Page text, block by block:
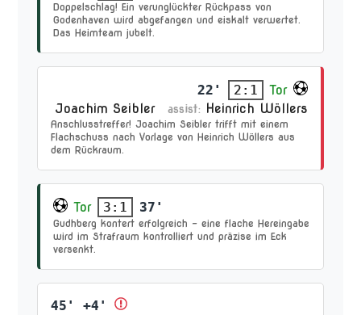
Doppelschlag! Ein verunglückter Rückpass von
Godenhaven wird abgefangen und eiskalt verwertet.
Das Heimteam jubelt.
22' 2:1
Tor
Joachim Seibler
assist: Heinrich Wöllers
Anschlusstreffer! Joachim Seibler trifft mit einem
Flachschuss nach Vorlage von Heinrich Wöllers aus
dem Rückraum.
Tor 3:1 37'
Gudhberg kontert erfolgreich – eine flache Hereingabe
wird im Strafraum kontrolliert und präzise im Eck
versenkt.
45' +4'